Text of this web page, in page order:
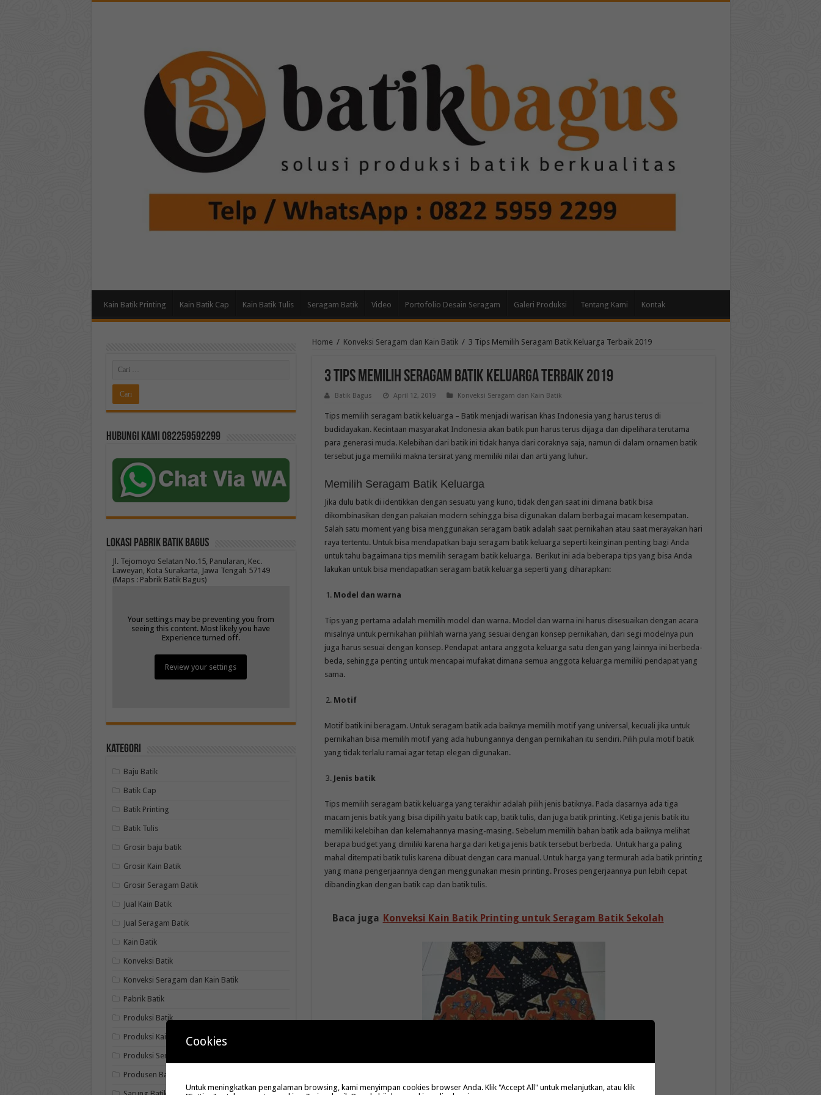
Kain Batik Printing Kain Batik Cap Kain Batik Tulis Seragam Batik Video Portofolio Desain Seragam Galeri Produksi Tentang Kami Kontak
Home / Konveksi Seragam dan Kain Batik / 3 Tips Memilih Seragam Batik Keluarga Terbaik 2019
3 Tips Memilih Seragam Batik Keluarga Terbaik 2019
Batik Bagus April 12, 2019 Konveksi Seragam dan Kain Batik
Tips memilih seragam batik keluarga – Batik menjadi warisan khas Indonesia yang harus terus di
budidayakan. Kecintaan masyarakat Indonesia akan batik pun harus terus dijaga dan dipelihara terutama
para generasi muda. Kelebihan dari batik ini tidak hanya dari coraknya saja, namun di dalam ornamen batik
tersebut juga memiliki makna tersirat yang memiliki nilai dan arti yang luhur.
Memilih Seragam Batik Keluarga
Jika dulu batik di identikkan dengan sesuatu yang kuno, tidak dengan saat ini dimana batik bisa
dikombinasikan dengan pakaian modern sehingga bisa digunakan dalam berbagai macam kesempatan.
Salah satu moment yang bisa menggunakan seragam batik adalah saat pernikahan atau saat merayakan hari
raya tertentu. Untuk bisa mendapatkan baju seragam batik keluarga seperti keinginan penting bagi Anda
untuk tahu bagaimana tips memilih seragam batik keluarga. Berikut ini ada beberapa tips yang bisa Anda
lakukan untuk bisa mendapatkan seragam batik keluarga seperti yang diharapkan:
Model dan warna
Tips yang pertama adalah memilih model dan warna. Model dan warna ini harus disesuaikan dengan acara
misalnya untuk pernikahan pilihlah warna yang sesuai dengan konsep pernikahan, dari segi modelnya pun
juga harus sesuai dengan konsep. Pendapat antara anggota keluarga satu dengan yang lainnya ini berbeda-
beda, sehingga penting untuk mencapai mufakat dimana semua anggota keluarga memiliki pendapat yang
sama.
Motif
Motif batik ini beragam. Untuk seragam batik ada baiknya memilih motif yang universal, kecuali jika untuk
pernikahan bisa memilih motif yang ada hubungannya dengan pernikahan itu sendiri. Pilih pula motif batik
yang tidak terlalu ramai agar tetap elegan digunakan.
Jenis batik
Tips memilih seragam batik keluarga yang terakhir adalah pilih jenis batiknya. Pada dasarnya ada tiga
macam jenis batik yang bisa dipilih yaitu batik cap, batik tulis, dan juga batik printing. Ketiga jenis batik itu
memiliki kelebihan dan kelemahannya masing-masing. Sebelum memilih bahan batik ada baiknya melihat
berapa budget yang dimiliki karena harga dari ketiga jenis batik tersebut berbeda. Untuk harga paling
mahal ditempati batik tulis karena dibuat dengan cara manual. Untuk harga yang termurah ada batik printing
yang mana pengerjaannya dengan menggunakan mesin printing. Proses pengerjaannya pun lebih cepat
dibandingkan dengan batik cap dan batik tulis.
Baca juga Konveksi Kain Batik Printing untuk Seragam Batik Sekolah
Hubungi kami 082259592299
Lokasi Pabrik Batik Bagus
Jl. Tejomoyo Selatan No.15, Panularan, Kec.
Laweyan, Kota Surakarta, Jawa Tengah 57149
(Maps : Pabrik Batik Bagus)
Your settings may be preventing you from
seeing this content. Most likely you have
Experience turned off.
Review your settings
Kategori
Baju Batik
Batik Cap
Batik Printing
Batik Tulis
Grosir baju batik
Grosir Kain Batik
Grosir Seragam Batik
Jual Kain Batik
Jual Seragam Batik
Kain Batik
Konveksi Batik
Konveksi Seragam dan Kain Batik
Pabrik Batik
Produksi Batik
Produksi Kain Batik
Produksi Seragam Batik
Produsen Batik
Cookies
Untuk meningkatkan pengalaman browsing, kami menyimpan cookies browser Anda. Klik "Accept All" untuk melanjutkan, atau klik